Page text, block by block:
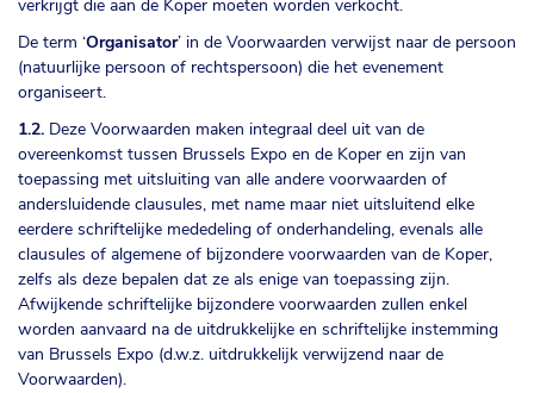
verkrijgt die aan de Koper moeten worden verkocht.
De term ‘Organisator’ in de Voorwaarden verwijst naar de persoon
(natuurlijke persoon of rechtspersoon) die het evenement
organiseert.
1.2. Deze Voorwaarden maken integraal deel uit van de
overeenkomst tussen Brussels Expo en de Koper en zijn van
toepassing met uitsluiting van alle andere voorwaarden of
andersluidende clausules, met name maar niet uitsluitend elke
eerdere schriftelijke mededeling of onderhandeling, evenals alle
clausules of algemene of bijzondere voorwaarden van de Koper,
zelfs als deze bepalen dat ze als enige van toepassing zijn.
Afwijkende schriftelijke bijzondere voorwaarden zullen enkel
worden aanvaard na de uitdrukkelijke en schriftelijke instemming
van Brussels Expo (d.w.z. uitdrukkelijk verwijzend naar de
Voorwaarden).